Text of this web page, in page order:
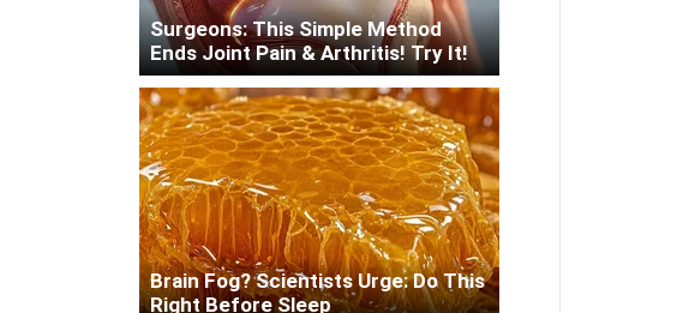
Surgeons: This Simple Method
Ends Joint Pain & Arthritis! Try It!
Brain Fog? Scientists Urge: Do This
Right Before Sleep